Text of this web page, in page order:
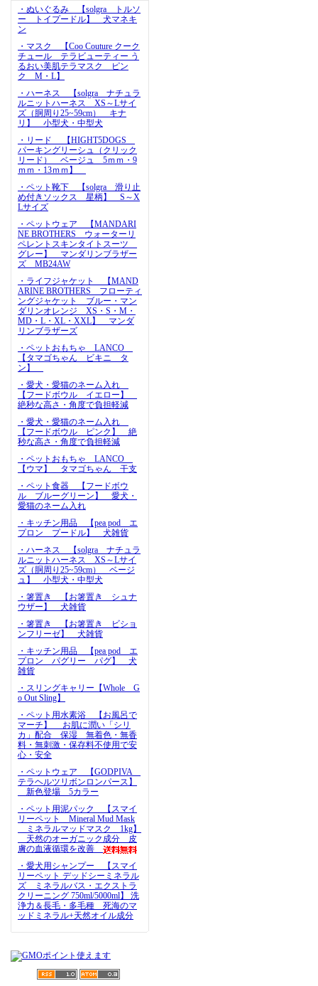
・ぬいぐるみ 【solgra トルソ
ー トイプードル】 犬マネキ
ン
・マスク 【Coo Couture クーク
チュール テラビューティー う
るおい美肌テラマスク ピン
ク M・L】
・ハーネス 【solgra ナチュラ
ルニットハーネス XS～Lサイ
ズ（胴周り25~59cm） キナ
リ】 小型犬・中型犬
・リード 【HIGHT5DOGS
パーキングリーシュ（クリック
リード） ベージュ 5ｍｍ・9
ｍｍ・13ｍｍ】
・ペット靴下 【solgra 滑り止
め付きソックス 星柄】 S～X
Lサイズ
・ペットウェア 【MANDARI
NE BROTHERS ウォーターリ
ペレントスキンタイトスーツ
グレー】 マンダリンブラザー
ズ MB24AW
・ライフジャケット 【MAND
ARINE BROTHERS フローティ
ングジャケット ブルー・マン
ダリンオレンジ XS・S・M・
MD・L・XL・XXL】 マンダ
リンブラザーズ
・ペットおもちゃ LANCO
【タマゴちゃん ビキニ タ
ン】
・愛犬・愛猫のネーム入れ
【フードボウル イエロー】
絶秒な高さ・角度で負担軽減
・愛犬・愛猫のネーム入れ
【フードボウル ピンク】 絶
秒な高さ・角度で負担軽減
・ペットおもちゃ LANCO
【ウマ】 タマゴちゃん 干支
・ペット食器 【フードボウ
ル ブルーグリーン】 愛犬・
愛猫のネーム入れ
・キッチン用品 【pea pod エ
プロン プードル】 犬雑貨
・ハーネス 【solgra ナチュラ
ルニットハーネス XS～Lサイ
ズ（胴周り25~59cm） ベージ
ュ】 小型犬・中型犬
・箸置き 【お箸置き シュナ
ウザー】 犬雑貨
・箸置き 【お箸置き ビショ
ンフリーゼ】 犬雑貨
・キッチン用品 【pea pod エ
プロン パグリー パグ】 犬
雑貨
・スリングキャリー【Whole G
o Out Sling】
・ペット用水素浴 【お風呂で
マーチ】 お肌に潤い「シリ
カ」配合 保湿 無着色・無香
料・無刺激・保存料不使用で安
心・安全
・ペットウェア 【GODPIVA
テラヘルツリボンロンパース】
新色登場 5カラー
・ペット用泥パック 【スマイ
リーペット Mineral Mud Mask
ミネラルマッドマスク 1kg】
天然のオーガニック成分 皮
膚の血液循環を改善
・愛犬用シャンプー 【スマイ
リーペット デッドシーミネラル
ズ ミネラルバス・エクストラ
クリーニング 750ml/5000ml】 洗
浄力＆長毛・多毛種 死海のマ
ッドミネラル+天然オイル成分